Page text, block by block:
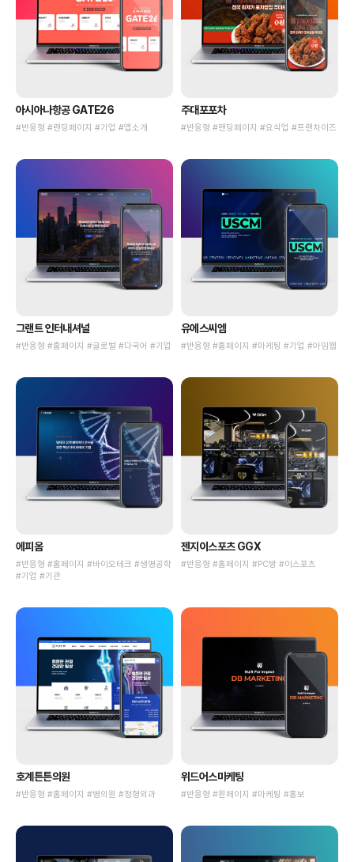
아시아나항공 GATE26
#반응형 #랜딩페이지 #기업 #앱소개
주대포포차
#반응형 #랜딩페이지 #요식업 #프랜차이즈
그랜트 인터내셔널
#반응형 #홈페이지 #글로벌 #다국어 #기업
유에스씨엠
#반응형 #홈페이지 #마케팅 #기업 #아임웹
에피옴
#반응형 #홈페이지 #바이오테크 #생명공학
#기업 #기관
젠지이스포츠 GGX
#반응형 #홈페이지 #PC방 #이스포츠
호계튼튼의원
#반응형 #홈페이지 #병의원 #정형외과
위드어스마케팅
#반응형 #원페이지 #마케팅 #홍보